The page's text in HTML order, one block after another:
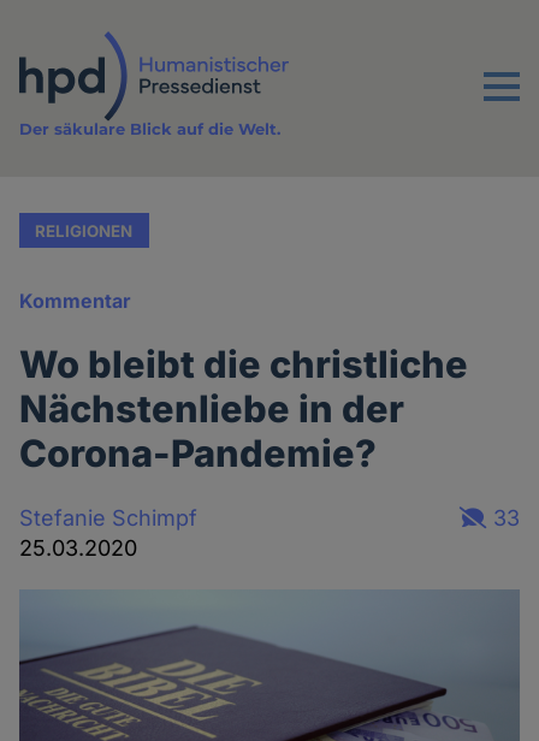
Inhalt
Menu
Der säkulare Blick auf die Welt.
RELIGIONEN
Kommentar
Wo bleibt die christliche
Nächstenliebe in der
Corona-Pandemie?
Stefanie Schimpf
25.03.2020
33